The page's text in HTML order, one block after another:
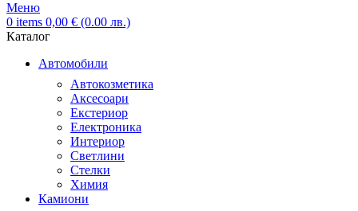
Меню
0 items 0,00 € (0.00 лв.)
Каталог
Автомобили
Автокозметика
Аксесоари
Екстериор
Електроника
Интериор
Светлини
Стелки
Химия
Камиони